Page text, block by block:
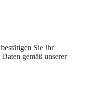
Sie Ihr
gemäß unserer